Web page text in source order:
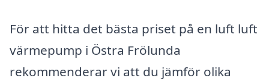
För att hitta det bästa priset på en luft luft
värmepump i Östra Frölunda
rekommenderar vi att du jämför olika